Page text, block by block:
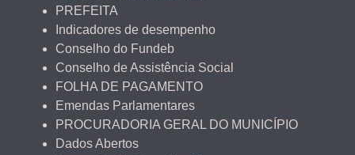
PREFEITA
Indicadores de desempenho
Conselho do Fundeb
Conselho de Assistência Social
FOLHA DE PAGAMENTO
Emendas Parlamentares
PROCURADORIA GERAL DO MUNICÍPIO
Dados Abertos